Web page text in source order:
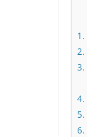
1.
2.
3.
4.
5.
6.